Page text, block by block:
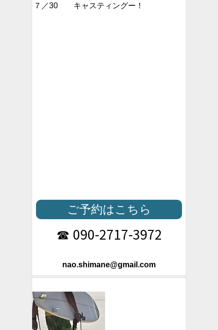
７／30 キャスティングー！
ご予約はこちら
☎ 090-2717-3972
nao.shimane@gmail.com